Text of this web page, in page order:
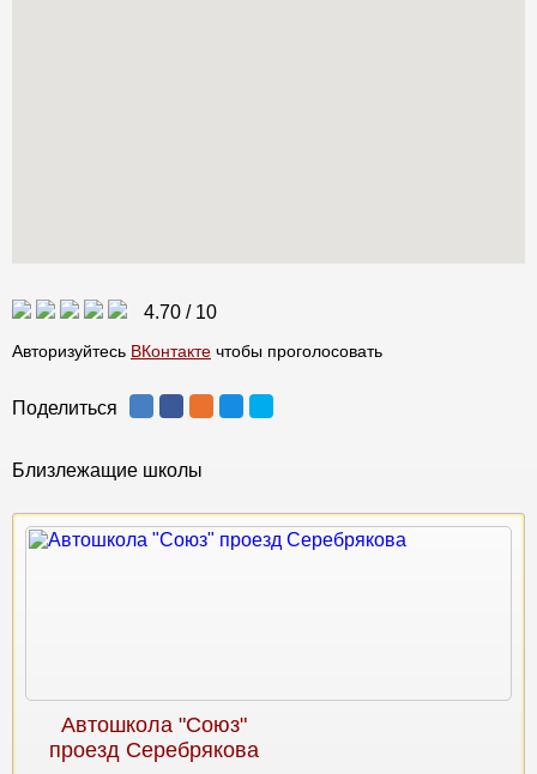
4.70 / 10
Авторизуйтесь ВКонтакте чтобы проголосовать
Поделиться
Близлежащие школы
Автошкола "Союз"
проезд Серебрякова